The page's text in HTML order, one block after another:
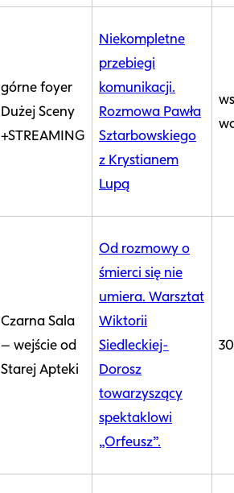
górne foyer
Dużej Sceny
+STREAMING
Niekompletne
przebiegi
komunikacji.
Rozmowa Pawła
Sztarbowskiego
z Krystianem
Lupą
Czarna Sala
– wejście od
Starej Apteki
Od rozmowy o
śmierci się nie
umiera. Warsztat
Wiktorii
Siedleckiej-
Dorosz
towarzyszący
spektaklowi
„Orfeusz”.